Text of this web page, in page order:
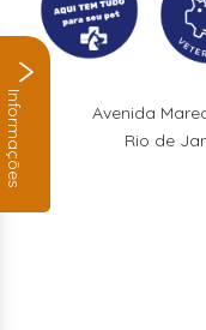
Avenida
Rio de
Informações